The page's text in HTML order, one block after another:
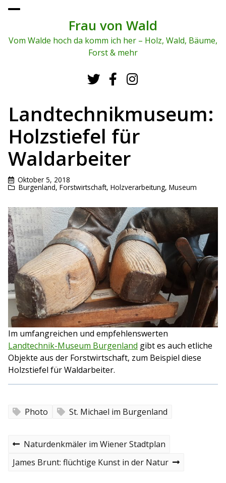
To
me
Frau von Wald
Vom Walde hoch da komm ich her – Holz, Wald, Bäume,
Forst & mehr
Landtechnikmuseum:
Holzstiefel für
Waldarbeiter
Oktober 5, 2018
Burgenland, Forstwirtschaft, Holzverarbeitung, Museum
Im umfangreichen und empfehlenswerten
Landtechnik-Museum Burgenland gibt es auch etliche
Objekte aus der Forstwirtschaft, zum Beispiel diese
Holzstiefel für Waldarbeiter.
Photo St. Michael im Burgenland
B
e
P
e
v
Naturdenkmäler im Wiener Stadtplan
N
e
James Brunt: flüchtige Kunst in der Natur